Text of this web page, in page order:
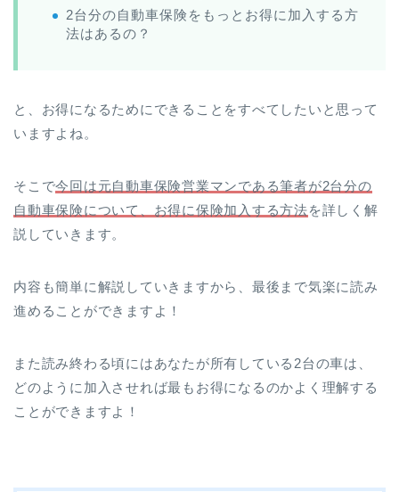
2台分の自動車保険をもっとお得に加入する方
法はあるの？
と、お得になるためにできることをすべてしたいと思って
いますよね。
そこで今回は元自動車保険営業マンである筆者が2台分の
自動車保険について、お得に保険加入する方法を詳しく解
説していきます。
内容も簡単に解説していきますから、最後まで気楽に読み
進めることができますよ！
また読み終わる頃にはあなたが所有している2台の車は、
どのように加入させれば最もお得になるのかよく理解する
ことができますよ！